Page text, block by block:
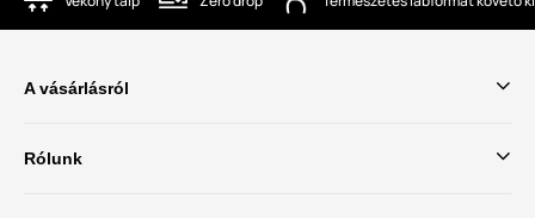
A vásárlásról
Rólunk